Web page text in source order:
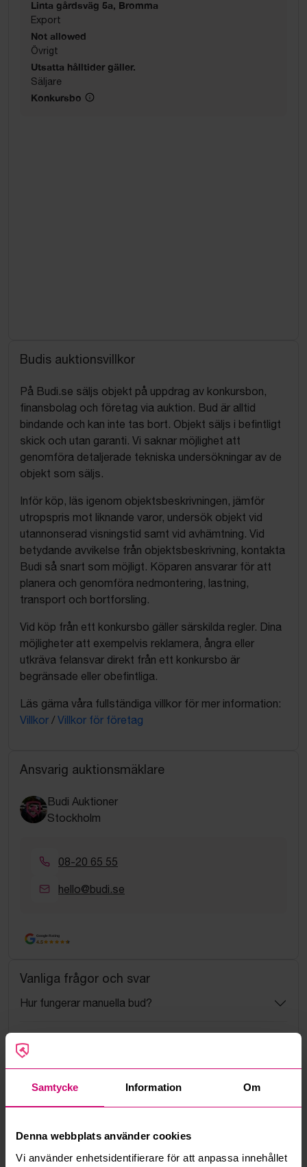
Samtycke Information Om
Denna webbplats använder cookies
Vi använder enhetsidentifierare för att anpassa innehållet
Linta gårdsväg 5a, Bromma
Export
Not allowed
Övrigt
Utsatta hålltider gäller.
Säljare
Konkursbo
Budis auktionsvillkor
På Budi.se säljs objekt på uppdrag av konkursbon,
finansbolag och företag via auktion. Bud är alltid
bindande och kan inte tas bort. Objekt säljs i befintligt
skick och utan garanti. Vi saknar möjlighet att
genomföra detaljerade tekniska undersökningar av de
objekt som säljs.
Inför köp, läs igenom objektsbeskrivningen, jämför
utropspris mot liknande varor, undersök objekt vid
utannonserad visningstid samt vid avhämtning. Vid
betydande avvikelse från objektsbeskrivning, kontakta
Budi så snart som möjligt. Köparen ansvarar för att
planera och genomföra nedmontering, lastning,
transport och bortforsling.
Vid köp från ett konkursbo gäller särskilda regler. Dina
möjligheter att exempelvis reklamera, ångra eller
utkräva felansvar direkt från ett konkursbo är
begränsade eller obefintliga.
Läs gärna våra fullständiga villkor för mer information:
Villkor / Villkor för företag
Ansvarig auktionsmäklare
Budi Auktioner
Stockholm
08-20 65 55
hello@budi.se
Google Rating
4.5
Vanliga frågor och svar
Hur fungerar manuella bud?